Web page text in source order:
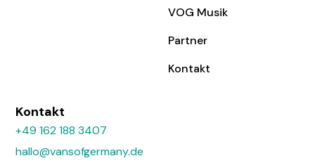
VOG Musik
Partner
Kontakt
Kontakt
+49 162 188 3407
hallo@vansofgermany.de